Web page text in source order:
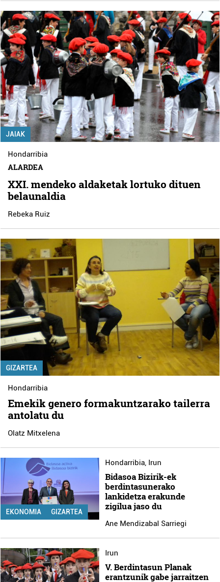
JAIAK
Hondarribia
ALARDEA
XXI. mendeko aldaketak lortuko dituen
belaunaldia
Rebeka Ruiz
GIZARTEA
Hondarribia
Emekik genero formakuntzarako tailerra
antolatu du
Olatz Mitxelena
EKONOMIA GIZARTEA
Hondarribia, Irun
Bidasoa Bizirik-ek
berdintasunerako
lankidetza erakunde
zigilua jaso du
Ane Mendizabal Sarriegi
Irun
V. Berdintasun Planak
erantzunik gabe jarraitzen